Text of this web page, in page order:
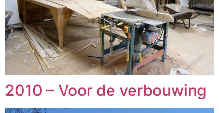
2010 – Voor de verbouwing